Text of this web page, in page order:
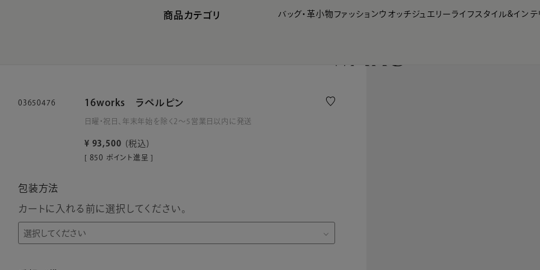
商品カテゴリ バッグ・革小物 ファッションウオッチジュエリー ライフスタイル&インテ
03650476 16works ラペルピン
日曜・祝日、年末年始を除く2～5営業日以内に発送
¥ 93,500 税込
[ 850 ポイント進呈 ]
包装方法
カートに入れる前に選択してください。